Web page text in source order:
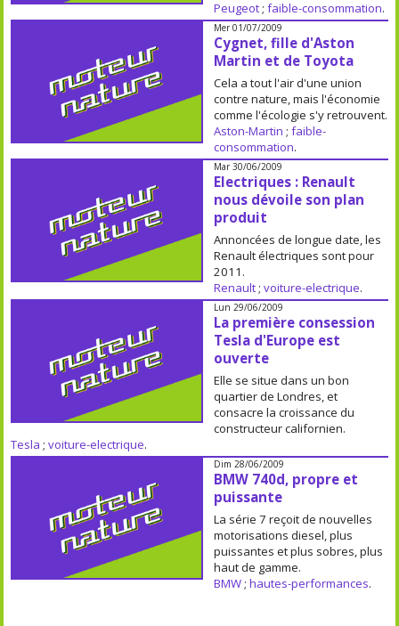
Peugeot; faible-consommation.
Mer 01/07/2009
Cygnet, fille d'Aston
Martin et de Toyota
Cela a tout l'air d'une union
contre nature, mais l'économie
comme l'écologie s'y retrouvent.
Aston-Martin ; faible-
consommation.
Mar 30/06/2009
Electriques : Renault
nous dévoile son plan
produit
Annoncées de longue date, les
Renault électriques sont pour
2011.
Renault; voiture-electrique.
Lun 29/06/2009
La première consession
Tesla d'Europe est
ouverte
Elle se situe dans un bon
quartier de Londres, et
consacre la croissance du
constructeur californien.
Tesla ;voiture-electrique.
Dim 28/06/2009
BMW 740d, propre et
puissante
La série 7 reçoit de nouvelles
motorisations diesel, plus
puissantes et plus sobres, plus
haut de gamme.
BMW; hautes-performances.